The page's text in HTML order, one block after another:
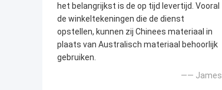
het belangrijkst is de op tijd levertijd. Vooral
de winkeltekeningen die de dienst
opstellen, kunnen zij Chinees materiaal in
plaats van Australisch materiaal behoorlijk
gebruiken.
—— James